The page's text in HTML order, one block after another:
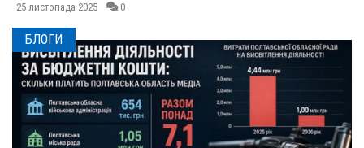
25 листопада 2025 0
БЛОГИ